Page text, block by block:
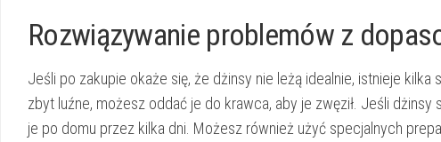
Rozwiązywanie problemów z
Jeśli po zakupie okaże się, że dżinsy nie leżą idealnie, istnieje kilka
zbyt luźne, możesz oddać je do krawca, aby je zwęził. Jeśli dżinsy
je po domu przez kilka dni. Możesz również użyć specjalnych